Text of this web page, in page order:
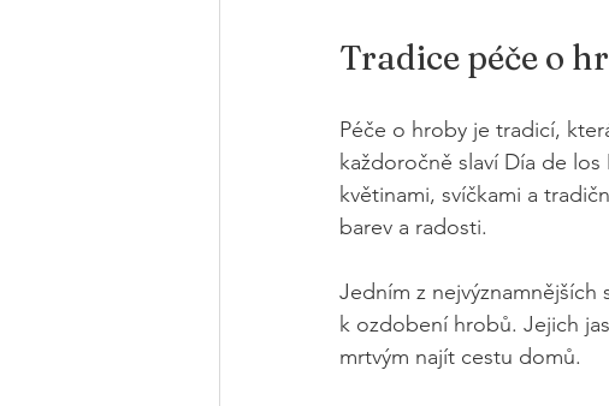
Tradice péče o
Péče o hroby je tradicí,
každoročně slaví Día de
květinami, svíčkami a
barev a radosti.
Jedním z
k ozdobení hrobů. Jejich
mrtvým najít cestu domů.